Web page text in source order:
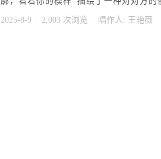
2025-8-9 · 2,003 次浏览 · 唱作人: 王艳薇